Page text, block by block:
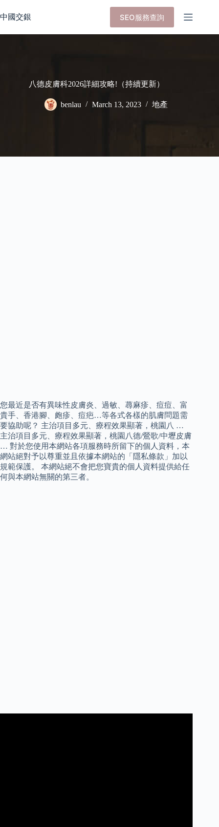
to
content
中國交銀 SEO服務查詢
八德皮膚科2026詳細攻略!（持續更新）
benlau March 13, 2023 地產
您最近是否有異味性皮膚炎、過敏、蕁麻疹、痘痘、富
貴手、香港腳、皰疹、痘疤…等各式各樣的肌膚問題需
要協助呢？ 主治項目多元、療程效果顯著，桃園八 …
主治項目多元、療程效果顯著，桃園八德/鶯歌/中壢皮膚
… 對於您使用本網站各項服務時所留下的個人資料，本
網站絕對予以尊重並且依據本網站的「隱私條款」加以
規範保護。 本網站絕不會把您寶貴的個人資料提供給任
何與本網站無關的第三者。